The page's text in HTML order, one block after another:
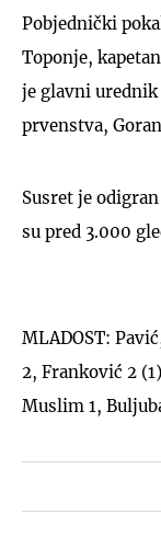
Pobjednički
Toponje,
je glavni
prvenstva,
Susret je
su pred 3.000
MLADOST:
2, Franković 2
Muslim 1,